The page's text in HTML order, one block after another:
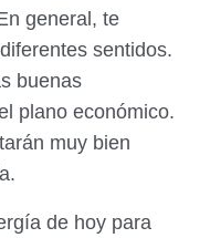
general, te
sentidos.
buenas
plano económico.
muy bien
de hoy para